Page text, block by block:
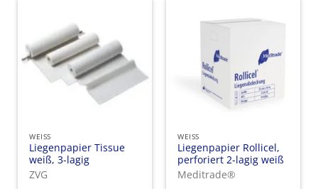
WEISS
Liegenpapier Tissue
weiß, 3-lagig
ZVG
WEISS
Liegenpapier Rollicel,
perforiert 2-lagig weiß
Meditrade®